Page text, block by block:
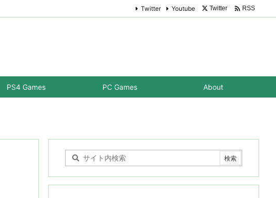
PS4 Games PC Games About
Twitter Youtube Twitter  RSS